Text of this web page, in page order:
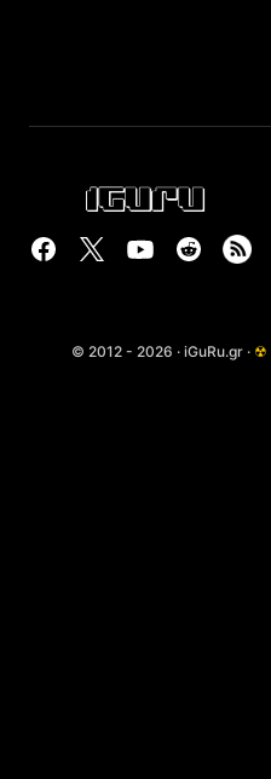
© 2012 - 2026 · iGuRu.gr · ☢